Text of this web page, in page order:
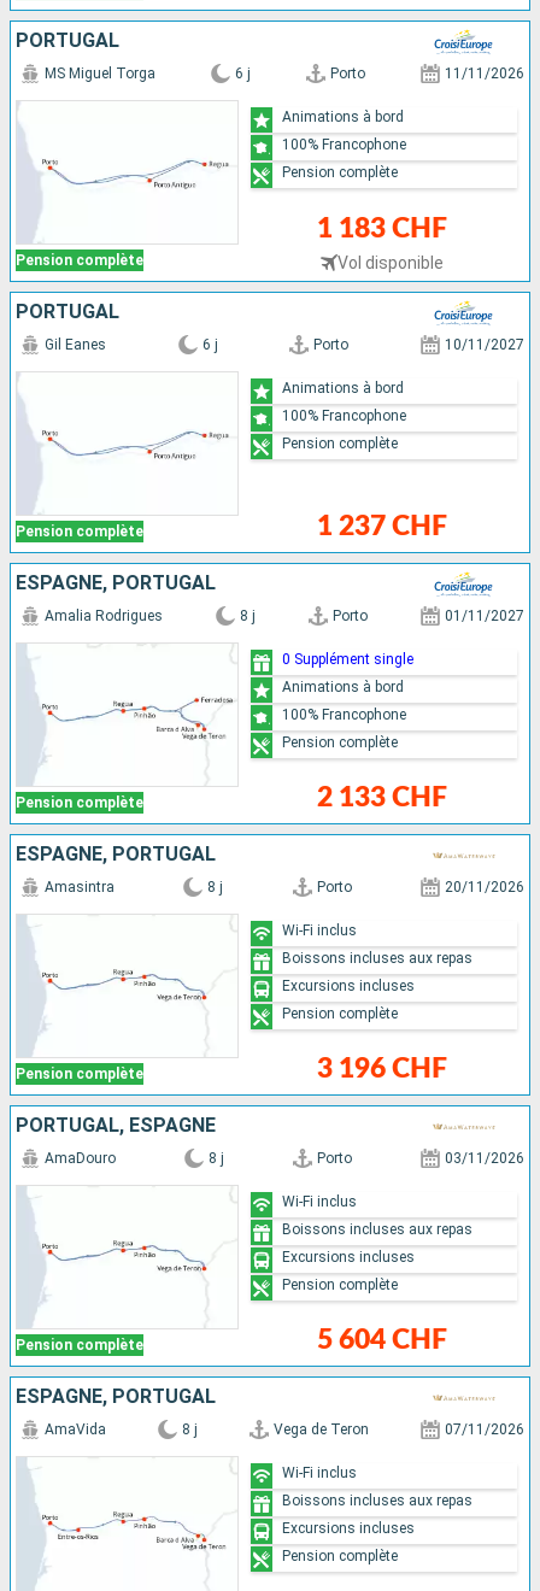
PORTUGAL
Pension complète
MS Miguel Torga 6 j Porto 11/11/2026
1 183 CHF
Vol disponible
Animations à bord
100% Francophone
Pension complète
PORTUGAL
Pension complète
Gil Eanes 6 j Porto 10/11/2027
1 237 CHF
Animations à bord
100% Francophone
Pension complète
ESPAGNE, PORTUGAL
Pension complète
Amalia Rodrigues 8 j Porto 01/11/2027
2 133 CHF
0 Supplément single
Animations à bord
100% Francophone
Pension complète
ESPAGNE, PORTUGAL
Pension complète
Amasintra 8 j Porto 20/11/2026
3 196 CHF
Wi-Fi inclus
Boissons incluses aux repas
Excursions incluses
Pension complète
PORTUGAL, ESPAGNE
Pension complète
AmaDouro 8 j Porto 03/11/2026
5 604 CHF
Wi-Fi inclus
Boissons incluses aux repas
Excursions incluses
Pension complète
ESPAGNE, PORTUGAL
AmaVida 8 j Vega de Teron 07/11/2026
Wi-Fi inclus
Boissons incluses aux repas
Excursions incluses
Pension complète